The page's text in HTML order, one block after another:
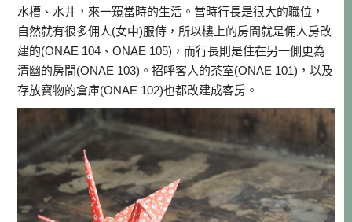
水槽、水井，來一窺當時的生活。當時行長是很大的職位，
自然就有很多佣人(女中)服侍，所以樓上的房間就是佣人房改
建的(ONAE 104、ONAE 105)，而行長則是住在另一側更為
清幽的房間(ONAE 103)。招呼客人的茶室(ONAE 101)，以及
存放寶物的倉庫(ONAE 102)也都改建成客房。